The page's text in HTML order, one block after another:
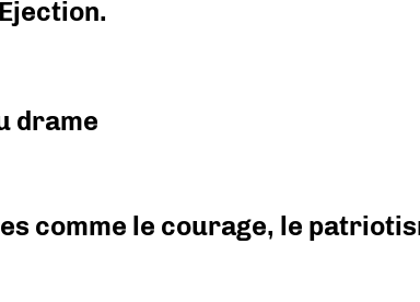
drame
comme le courage, le